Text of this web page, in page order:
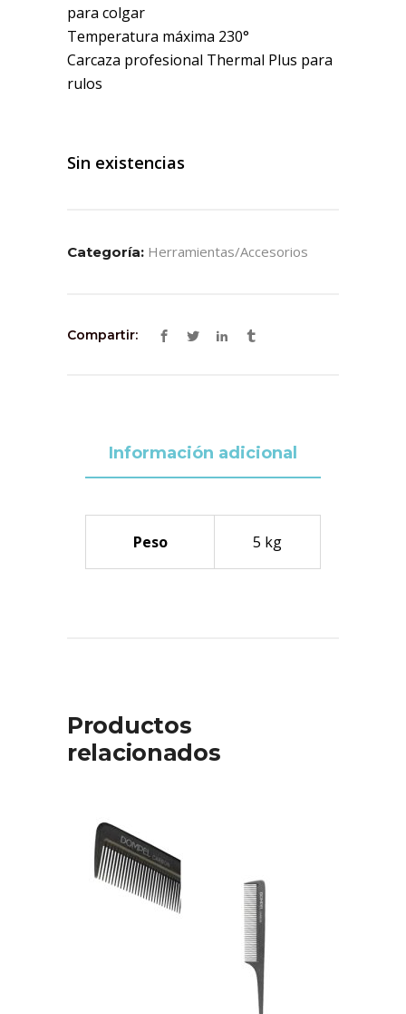
para colgar
Temperatura máxima 230°
Carcaza profesional Thermal Plus para
rulos
Sin existencias
Categoría: Herramientas/accesorios
Compartir:
Información adicional
Peso 5 kg
Productos
relacionados